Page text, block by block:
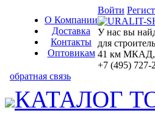
О Компании
Доставка
Контакты
Оптовикам
Войти
У нас вы
для
41 км МКАД,
+7 (495) 727-
обратная связь
КАТАЛОГ